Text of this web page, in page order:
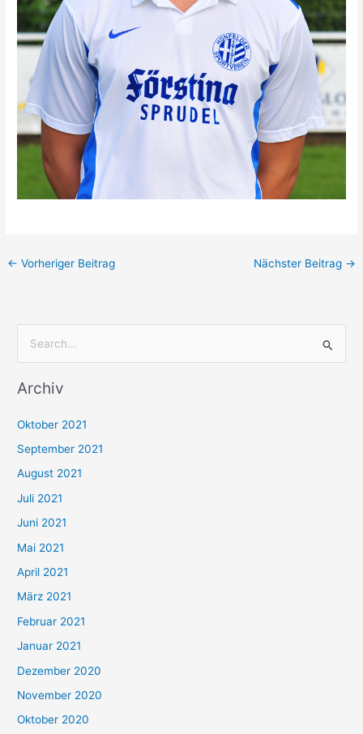
← Vorheriger Beitrag Nächster Beitrag →
c
n
n
a
c
h
:
Archiv
Oktober 2021
September 2021
August 2021
Juli 2021
Juni 2021
Mai 2021
April 2021
März 2021
Februar 2021
Januar 2021
Dezember 2020
November 2020
Oktober 2020